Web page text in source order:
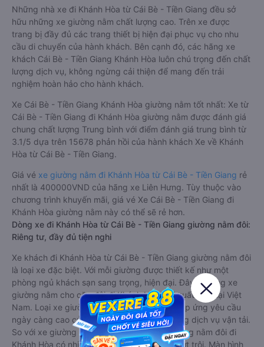
Những nhà xe đi Khánh Hòa từ Cái Bè - Tiền Giang đều sở
hữu những xe giường nằm chất lượng cao. Trên xe được
trang bị đầy đủ các trang thiết bị hiện đại phục vụ cho nhu
cầu di chuyển của hành khách. Bên cạnh đó, các hãng xe
khách Cái Bè - Tiền Giang Khánh Hòa luôn chú trọng đến chất
lượng dịch vụ, không ngừng cải thiện để mang đến trải
nghiệm hoàn hảo cho hành khách.
Xe Cái Bè - Tiền Giang Khánh Hòa giường nằm tốt nhất: Xe từ
Cái Bè - Tiền Giang đi Khánh Hòa giường nằm được đánh giá
chung chất lượng Trung bình với điểm đánh giá trung bình từ
3.1/5 dựa trên 15678 phản hồi của hành khách Xe về Khánh
Hòa từ Cái Bè - Tiền Giang.
Giá vé xe giường nằm đi Khánh Hòa từ Cái Bè - Tiền Giang rẻ
nhất là 400000VND của hãng xe Liên Hưng. Tùy thuộc vào
chương trình khuyến mãi, giá vé Xe Cái Bè - Tiền Giang đi
Khánh Hòa giường nằm này có thể sẽ rẻ hơn.
Dòng xe đi Khánh Hòa từ Cái Bè - Tiền Giang giường nằm đôi:
Riêng tư, đầy đủ tiện nghi
Xe khách đi Khánh Hòa từ Cái Bè - Tiền Giang giường nằm đôi
là loại xe đặc biệt. Với mỗi giường được thiết kế như một
phòng ngủ khách sạn sang trọng, hiện đại. Đây là dòng xe
giường nằm cho cặp đôi đi Khánh Hòa mới xuất hiện tại Việt
Nam. Loại xe giường nằm đôi ra đời nhằm đáp ứng yêu cầu
ngày càng cao của khách hàng về chất lượng dịch vụ vận tải.
So với xe giường nằm thông thường, xe giường nằm đôi đi
Khánh Hòa có nhiều ưu điểm và tiện nghi vượt trội. Màn hình